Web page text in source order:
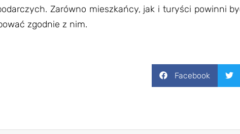
Zarówno mieszkańcy, jak i turyści powinni
zgodnie z nim.
Facebook